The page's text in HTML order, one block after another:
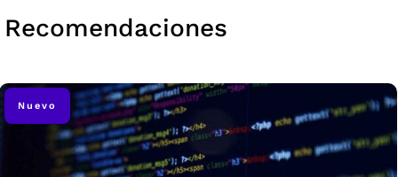
Recomendaciones
Nuevo